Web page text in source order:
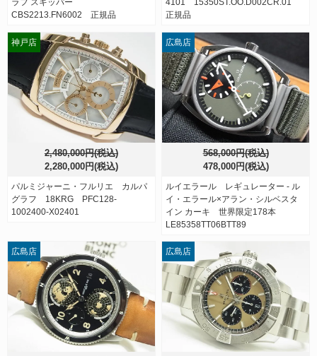
ラフ スキッパー
CBS2213.FN6002 正規品
4101 15350ST.OO.D002CR.01
正規品
2,480,000円(税込)
2,280,000円(税込)
パルミジャーニ・フルリエ カルパ
グラフ 18KRG PFC128-
1002400-X02401
神戸店
568,000円(税込)
478,000円(税込)
ルイエラール レギュレーター - ル
イ・エラール×アラン・シルベスタ
イン カーキ 世界限定178本
LE85358TT06BTT89
広島店
広島店 広島店